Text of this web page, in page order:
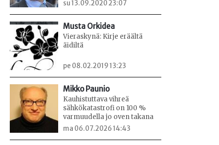
su 13.09.2020 23:07
Musta Orkidea
Vieraskynä: Kirje eräältä
äidiltä
pe 08.02.2019 13:23
Mikko Paunio
Kauhistuttava vihreä
sähkökatastrofi on 100 %
varmuudella jo oven takana
ma 06.07.2026 14:43